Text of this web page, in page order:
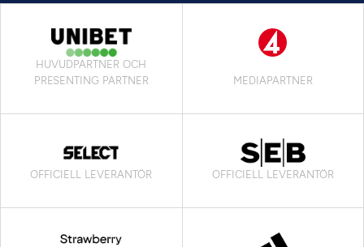
HUVUDPARTNER OCH
PRESENTING PARTNER
MEDIAPARTNER
OFFICIELL LEVERANTÖR OFFICIELL LEVERANTÖR